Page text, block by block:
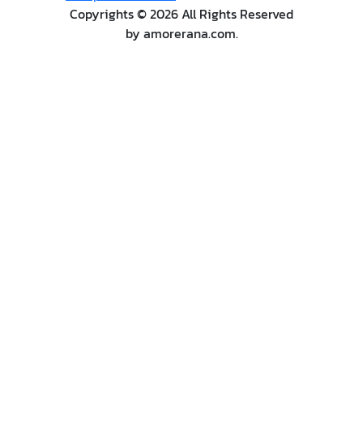
Copyrights © 2026 All Rights Reserved
by amorerana.com.